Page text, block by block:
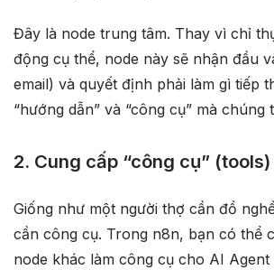
Đây là node trung tâm. Thay vì chỉ
động cụ thể, node này sẽ nhận đầu
email) và quyết định phải làm gì tiếp
“hướng dẫn” và “công cụ” mà chúng
2. Cung cấp “công cụ”
Giống như một người thợ cần đồ
cần công cụ. Trong n8n, bạn có thể
node khác làm công cụ cho AI Agent